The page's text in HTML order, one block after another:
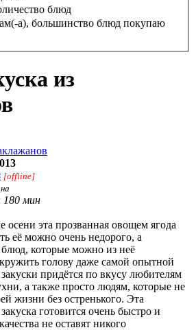
блюд
а), большинство блюд покупаю
из
[offline]
180 мин
осени эта прозванная овощем ягода
её можно очень недорого, а
блюд, которые можно из неё
голову даже самой опытной
придётся по вкусу любителям
а также просто людям, которые не
жизни без остренького. Эта
готовится очень быстро и
не оставят никого